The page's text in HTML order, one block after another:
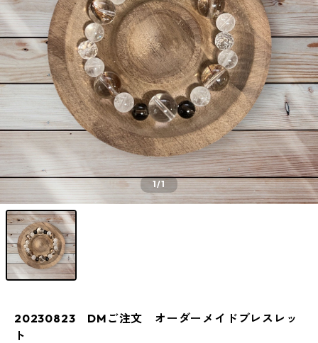
1/1
20230823 DMご注文 オーダーメイドブレスレッ
ト